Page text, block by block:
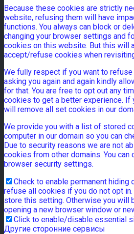
Because these cookies are strictly
website, refusing them will have
functions. You always can block or
changing your browser settings and
cookies on this website. But this will
accept/refuse cookies when
We fully respect if you want to
asking you again and again kindly
for that. You are free to opt out any
cookies to get a better experience.
will remove all set cookies in our
We provide you with a list of stored
computer in our domain so you can
Due to security reasons we are not
cookies from other domains. You can
browser security settings.
Check to enable permanent hiding
refuse all cookies if you do not opt
store this setting. Otherwise you will
opening a new browser window or
Click to enable/disable essential
Другие сторонние сервисы